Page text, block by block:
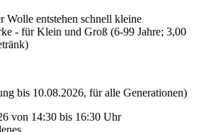
Wolle entstehen schnell kleine
- für Klein und Groß (6-99 Jahre; 3,00
bis 10.08.2026, für alle Generationen)
von 14:30 bis 16:30 Uhr